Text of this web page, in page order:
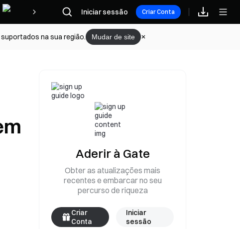
Recompensas
Iniciar sessão Criar Conta
na sua região. Mudar de site
Aderir à Gate
Obter as atualizações mais
recentes e embarcar no seu
percurso de riqueza
Criar
Conta
Iniciar
sessão